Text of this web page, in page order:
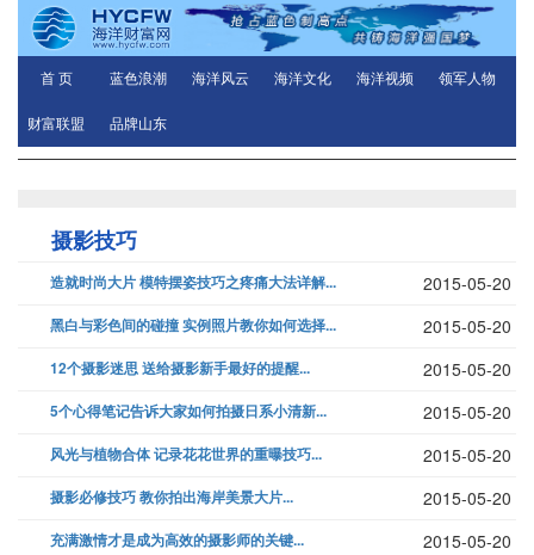
首 页 蓝色浪潮 海洋风云 海洋文化 海洋视频 领军人物
财富联盟 品牌山东
摄影技巧
造就时尚大片 模特摆姿技巧之疼痛大法详解... 2015-05-20
黑白与彩色间的碰撞 实例照片教你如何选择... 2015-05-20
12个摄影迷思 送给摄影新手最好的提醒... 2015-05-20
5个心得笔记告诉大家如何拍摄日系小清新... 2015-05-20
风光与植物合体 记录花花世界的重曝技巧... 2015-05-20
摄影必修技巧 教你拍出海岸美景大片... 2015-05-20
充满激情才是成为高效的摄影师的关键... 2015-05-20